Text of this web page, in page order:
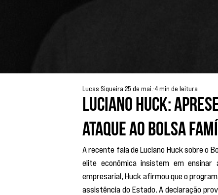
Luciano Huck:
ataque ao Bolsa
Lucas Siqueira25 de mai.4 min de leitura
A recente fala de Luciano Huck sobre o
elite econômica insistem em
empresarial, Huck afirmou que o
assistência do Estado. A declaração